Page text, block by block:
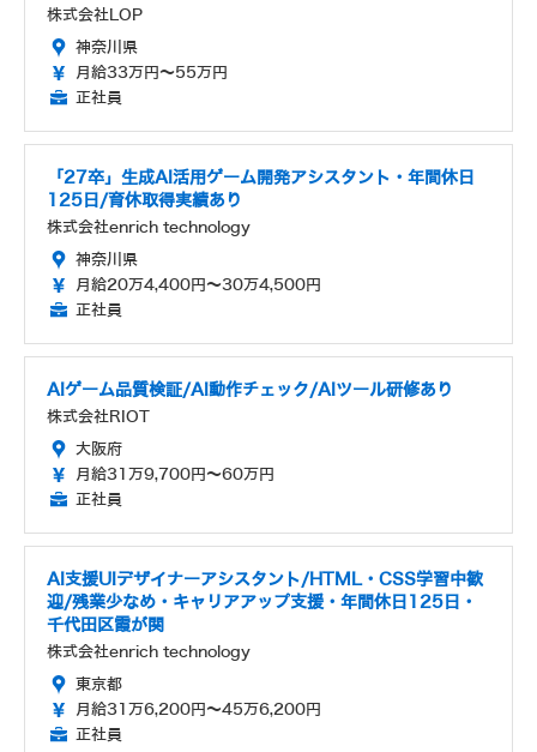
株式会社LOP
神奈川県
月給33万円～55万円
正社員
「27卒」生成AI活用ゲーム開発アシスタント・年間休日
125日/育休取得実績あり
株式会社enrich technology
神奈川県
月給20万4,400円～30万4,500円
正社員
AIゲーム品質検証/AI動作チェック/AIツール研修あり
株式会社RIOT
大阪府
月給31万9,700円～60万円
正社員
AI支援UIデザイナーアシスタント/HTML・CSS学習中歓
迎/残業少なめ・キャリアアップ支援・年間休日125日・
千代田区霞が関
株式会社enrich technology
東京都
月給31万6,200円～45万6,200円
正社員